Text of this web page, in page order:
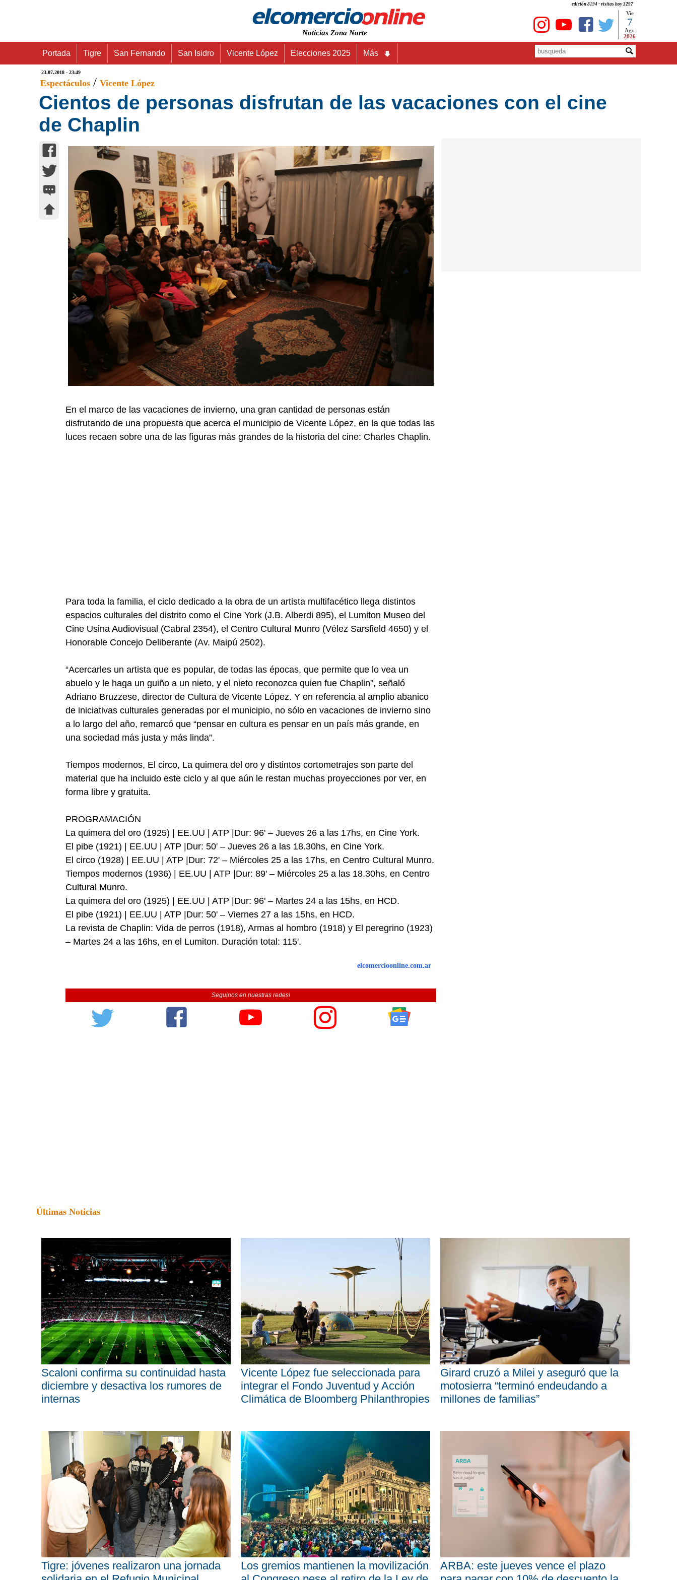
edición 8194 - visitas hoy 3297
Noticias Zona Norte
Vie
7
Ago
2026
Portada Tigre San Fernando San Isidro Vicente López Elecciones 2025 Más
23.07.2018 - 23:49
Espectáculos / Vicente López
Cientos de personas disfrutan de las vacaciones con el cine
de Chaplin
En el marco de las vacaciones de invierno, una gran cantidad de personas están
disfrutando de una propuesta que acerca el municipio de Vicente López, en la que todas las
luces recaen sobre una de las figuras más grandes de la historia del cine: Charles Chaplin.
Para toda la familia, el ciclo dedicado a la obra de un artista multifacético llega distintos
espacios culturales del distrito como el Cine York (J.B. Alberdi 895), el Lumiton Museo del
Cine Usina Audiovisual (Cabral 2354), el Centro Cultural Munro (Vélez Sarsfield 4650) y el
Honorable Concejo Deliberante (Av. Maipú 2502).
“Acercarles un artista que es popular, de todas las épocas, que permite que lo vea un
abuelo y le haga un guiño a un nieto, y el nieto reconozca quien fue Chaplin”, señaló
Adriano Bruzzese, director de Cultura de Vicente López. Y en referencia al amplio abanico
de iniciativas culturales generadas por el municipio, no sólo en vacaciones de invierno sino
a lo largo del año, remarcó que “pensar en cultura es pensar en un país más grande, en
una sociedad más justa y más linda”.
Tiempos modernos, El circo, La quimera del oro y distintos cortometrajes son parte del
material que ha incluido este ciclo y al que aún le restan muchas proyecciones por ver, en
forma libre y gratuita.
PROGRAMACIÓN
La quimera del oro (1925) | EE.UU | ATP |Dur: 96' – Jueves 26 a las 17hs, en Cine York.
El pibe (1921) | EE.UU | ATP |Dur: 50' – Jueves 26 a las 18.30hs, en Cine York.
El circo (1928) | EE.UU | ATP |Dur: 72' – Miércoles 25 a las 17hs, en Centro Cultural Munro.
Tiempos modernos (1936) | EE.UU | ATP |Dur: 89' – Miércoles 25 a las 18.30hs, en Centro
Cultural Munro.
La quimera del oro (1925) | EE.UU | ATP |Dur: 96' – Martes 24 a las 15hs, en HCD.
El pibe (1921) | EE.UU | ATP |Dur: 50' – Viernes 27 a las 15hs, en HCD.
La revista de Chaplin: Vida de perros (1918), Armas al hombro (1918) y El peregrino (1923)
– Martes 24 a las 16hs, en el Lumiton. Duración total: 115'.
elcomercioonline.com.ar
Seguinos en nuestras redes!
Últimas Noticias
Scaloni confirma su continuidad hasta
diciembre y desactiva los rumores de
internas
Vicente López fue seleccionada para
integrar el Fondo Juventud y Acción
Climática de Bloomberg Philanthropies
Girard cruzó a Milei y aseguró que la
motosierra “terminó endeudando a
millones de familias”
Tigre: jóvenes realizaron una jornada
Los gremios mantienen la movilización
ARBA: este jueves vence el plazo